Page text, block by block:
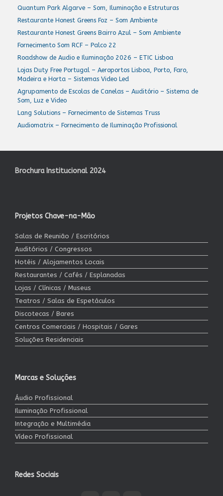
Quantum Park Algarve – Som, Iluminação e Estruturas
Restaurante Honest Greens Foz – Som Ambiente
Restaurante Honest Greens Bairro Azul – Som Ambiente
Fornecimento Som RCF – Palco 22
Roadshow de Audio e Iluminação 2026 – ETIC Lisboa
Lojas Duty Free Portugal – Aeroportos Lisboa, Porto, Faro,
Madeira e Horta – Sistemas Video Led
Agrupamento de Escolas de Canelas – Auditório – Sistema de
Som, Luz e Video
Lang Solutions – Fornecimento de Sistemas Truss
Audiomatrix – Fornecimento de Iluminação Profissional
Brochura Institucional 2024
Projetos Chave-na-Mão
Salas de Reunião / Escritórios
Auditórios / Congressos
Hotéis / Alojamentos Locais
Restaurantes / Cafés / Esplanadas
Lojas / Clínicas / Museus
Teatros / Salas de Espetáculos
Discotecas / Bares
Centros Comerciais / Hospitais / Gares
Soluções Residenciais
Marcas e Soluções
Áudio Profissional
Iluminação Profissional
Integração e Multimédia
Vídeo Profissional
Redes Sociais